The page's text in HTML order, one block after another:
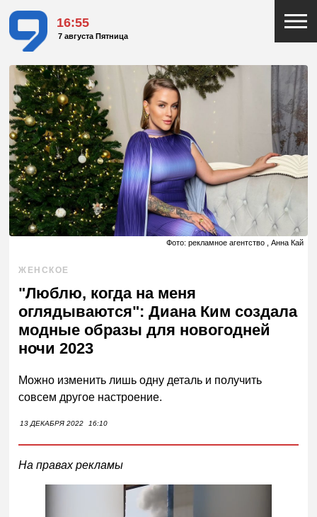
16:55
7 августа Пятница
Фото: рекламное агентство , Анна Кай
ЖЕНСКОЕ
"Люблю, когда на меня
оглядываются": Диана Ким создала
модные образы для новогодней
ночи 2023
Можно изменить лишь одну деталь и получить
совсем другое настроение.
13 ДЕКАБРЯ 2022 16:10
На правах рекламы